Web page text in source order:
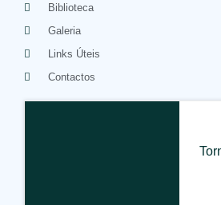
Biblioteca
Galeria
Links Úteis
Contactos